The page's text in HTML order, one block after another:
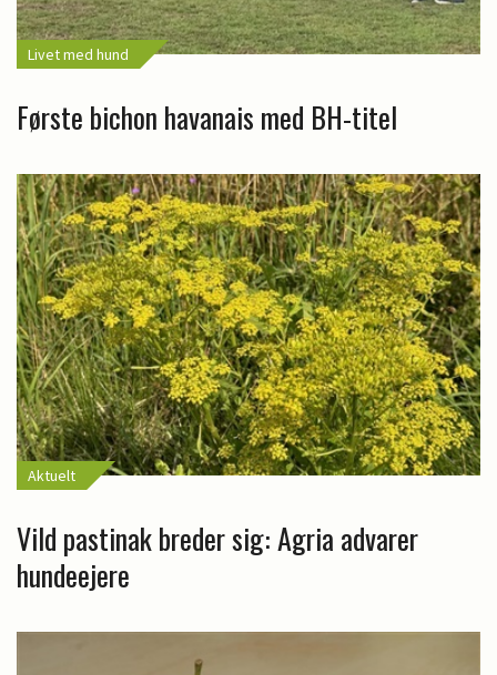
Livet med hund
Første bichon havanais med BH-titel
Aktuelt
Vild pastinak breder sig: Agria advarer
hundeejere